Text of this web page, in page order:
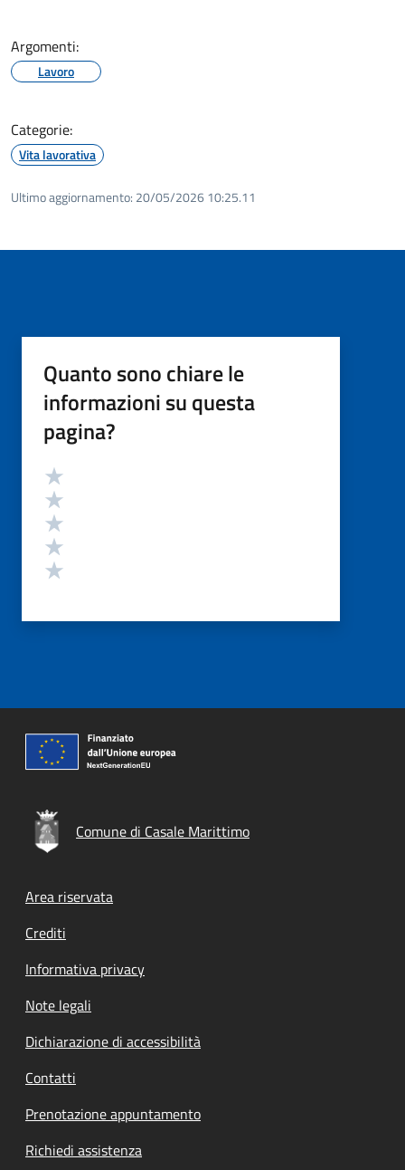
Argomenti:
Lavoro
Categorie:
Vita lavorativa
Ultimo aggiornamento: 20/05/2026 10:25.11
Quanto sono chiare le
informazioni su questa
pagina?
Valutazione
Comune di Casale Marittimo
Footer menu
Area riservata
Crediti
Informativa privacy
Note legali
Dichiarazione di accessibilità
Contatti
Prenotazione appuntamento
Richiedi assistenza